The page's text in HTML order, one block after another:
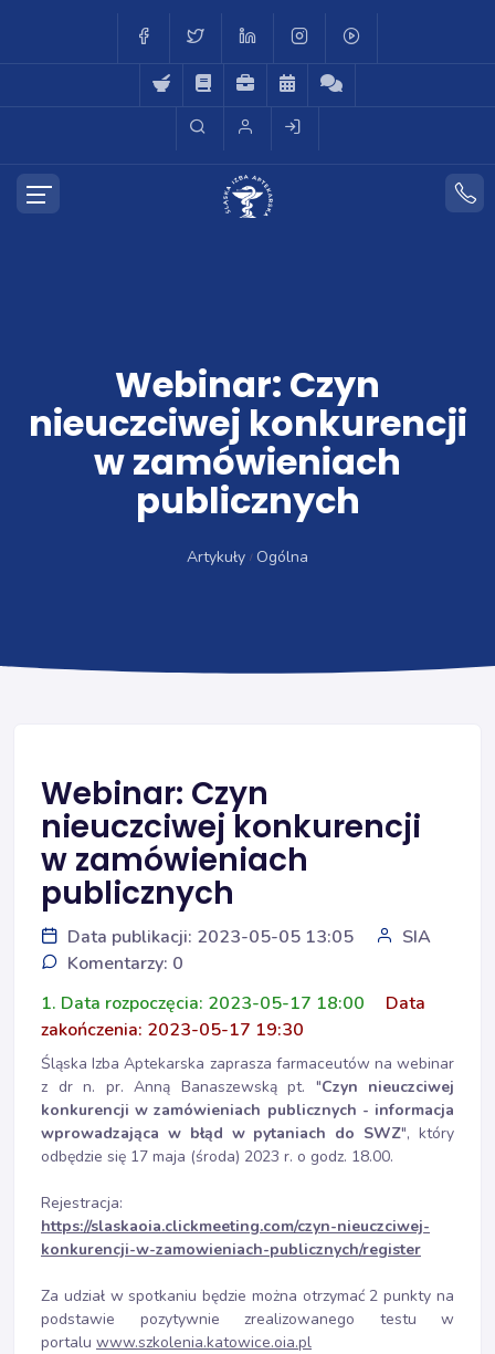
Webinar: Czyn
nieuczciwej konkurencji
w zamówieniach
publicznych
Artykuły Ogólna
Webinar: Czyn
nieuczciwej konkurencji
w zamówieniach
publicznych
Data publikacji: 2023-05-05 13:05
SIA
Komentarzy: 0
1. Data rozpoczęcia: 2023-05-17 18:00
Data
zakończenia: 2023-05-17 19:30
Śląska Izba Aptekarska zaprasza farmaceutów na webinar
z dr n. pr. Anną Banaszewską pt. "Czyn nieuczciwej
konkurencji w zamówieniach publicznych - informacja
wprowadzająca w błąd w pytaniach do SWZ", który
odbędzie się 17 maja (środa) 2023 r. o godz. 18.00.
Rejestracja:
https://slaskaoia.clickmeeting.com/czyn-nieuczciwej-
konkurencji-w-zamowieniach-publicznych/register
Za udział w spotkaniu będzie można otrzymać 2 punkty na
podstawie pozytywnie zrealizowanego testu w
portalu www.szkolenia.katowice.oia.pl